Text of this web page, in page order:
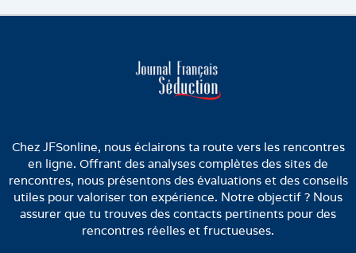
Chez JFSonline, nous éclairons ta route vers les rencontres
en ligne. Offrant des analyses complètes des sites de
rencontres, nous présentons des évaluations et des conseils
utiles pour valoriser ton expérience. Notre objectif ? Nous
assurer que tu trouves des contacts pertinents pour des
rencontres réelles et fructueuses.